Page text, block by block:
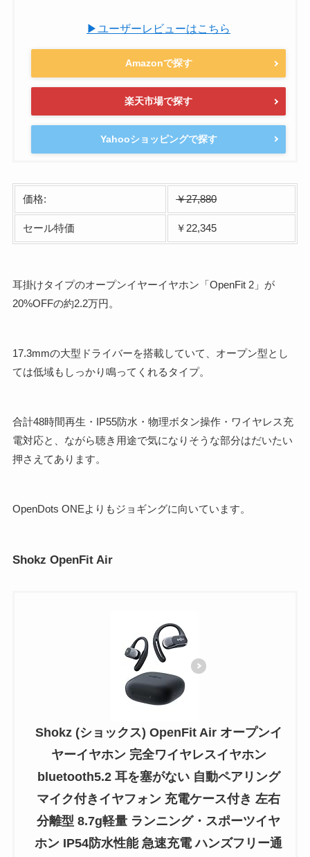
▶ユーザーレビューはこちら
Amazonで探す
楽天市場で探す
Yahooショッピングで探す
価格: ￥27,880
セール特価 ￥22,345
耳掛けタイプのオープンイヤーイヤホン「OpenFit 2」が
20%OFFの約2.2万円。
17.3mmの大型ドライバーを搭載していて、オープン型とし
ては低域もしっかり鳴ってくれるタイプ。
合計48時間再生・IP55防水・物理ボタン操作・ワイヤレス充
電対応と、ながら聴き用途で気になりそうな部分はだいたい
押さえてあります。
OpenDots ONEよりもジョギングに向いています。
Shokz OpenFit Air
Shokz (ショックス) OpenFit Air オープンイ
ヤーイヤホン 完全ワイヤレスイヤホン
bluetooth5.2 耳を塞がない 自動ペアリング
マイク付きイヤフォン 充電ケース付き 左右
分離型 8.7g軽量 ランニング・スポーツイヤ
ホン IP54防水性能 急速充電 ハンズフリー通